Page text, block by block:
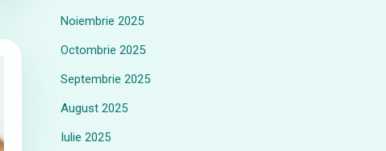
Noiembrie 2025
Octombrie 2025
Septembrie 2025
August 2025
Iulie 2025